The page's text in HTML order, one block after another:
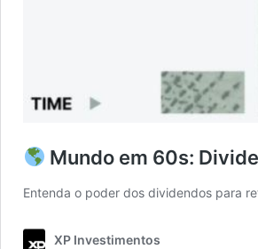
Mundo em 60s:
Entenda o poder dos dividendos para
XP Investimentos